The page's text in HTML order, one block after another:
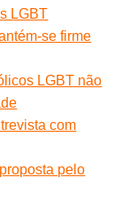
LGBT
se firme
LGBT não
com
pelo